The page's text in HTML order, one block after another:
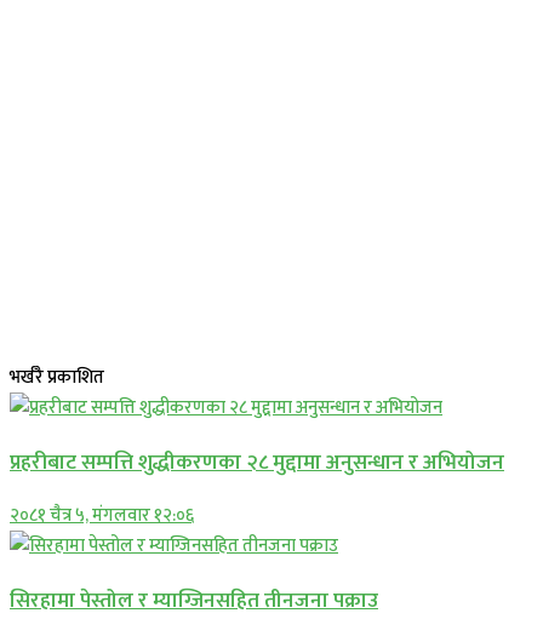
भर्खरै प्रकाशित
प्रहरीबाट सम्पत्ति शुद्धीकरणका २८ मुद्दामा अनुसन्धान र अभियोजन
२०८१ चैत्र ५, मंगलवार १२:०६
सिरहामा पेस्तोल र म्याग्जिनसहित तीनजना पक्राउ